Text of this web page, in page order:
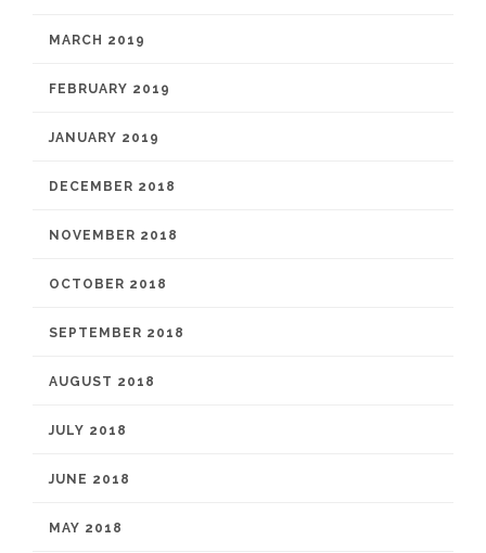
MARCH 2019
FEBRUARY 2019
JANUARY 2019
DECEMBER 2018
NOVEMBER 2018
OCTOBER 2018
SEPTEMBER 2018
AUGUST 2018
JULY 2018
JUNE 2018
MAY 2018